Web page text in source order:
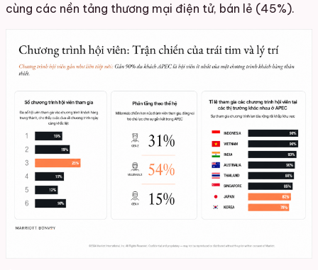
cùng các nền tảng thương mại điện tử, bán lẻ (45%).